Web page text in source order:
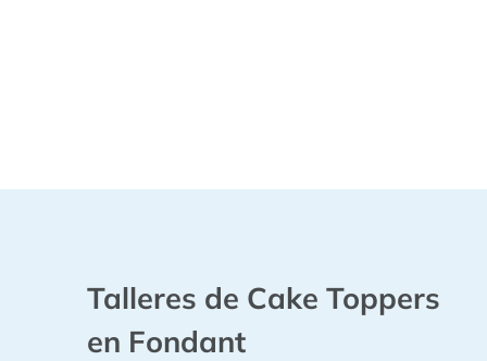
Talleres de Cake Toppers
en Fondant